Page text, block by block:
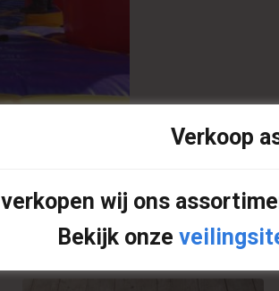
attractie huren , competitie
Related products
Verkoop
verkopen wij ons
Bekijk onze